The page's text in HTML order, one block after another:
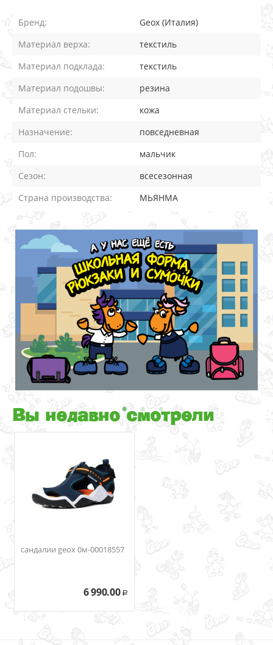
Бренд:
Geox (Италия)
Материал верха:
текстиль
Материал подклада:
текстиль
Материал подошвы:
резина
Материал стельки:
кожа
Назначение:
повседневная
Пол:
мальчик
Сезон:
всесезонная
Страна производства:
МЬЯНМА
Вы недавно смотрели
сандалии geox 0м-00018557
6 990.00 Р